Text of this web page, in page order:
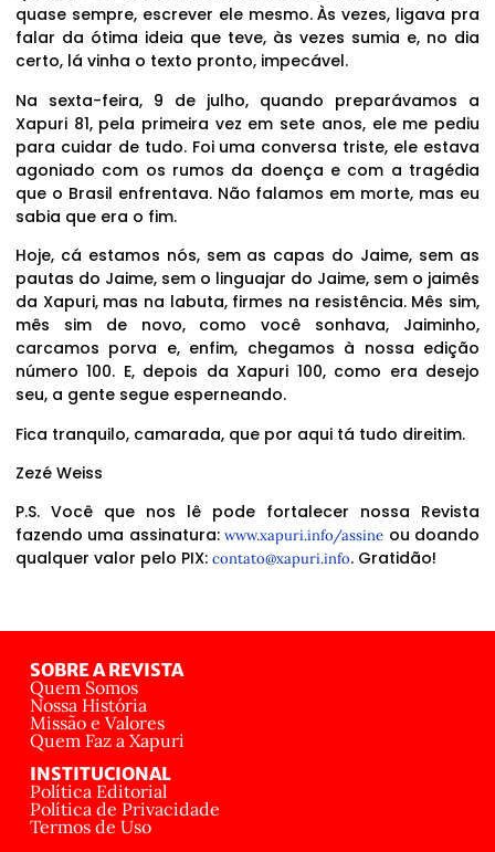
quase sempre, escrever ele mesmo. Às vezes, ligava pra
falar da ótima ideia que teve, às vezes sumia e, no dia
certo, lá vinha o texto pronto, impecável.
Na sexta-feira, 9 de julho, quando preparávamos a
Xapuri 81, pela primeira vez em sete anos, ele me pediu
para cuidar de tudo. Foi uma conversa triste, ele estava
agoniado com os rumos da doença e com a tragédia
que o Brasil enfrentava. Não falamos em morte, mas eu
sabia que era o fim.
Hoje, cá estamos nós, sem as capas do Jaime, sem as
pautas do Jaime, sem o linguajar do Jaime, sem o jaimês
da Xapuri, mas na labuta, firmes na resistência. Mês sim,
mês sim de novo, como você sonhava, Jaiminho,
carcamos porva e, enfim, chegamos à nossa edição
número 100. E, depois da Xapuri 100, como era desejo
seu, a gente segue esperneando.
Fica tranquilo, camarada, que por aqui tá tudo direitim.
Zezé Weiss
P.S. Você que nos lê pode fortalecer nossa Revista
fazendo uma assinatura:www.xapuri.info/assine ou doando
qualquer valor pelo PIX: contato@xapuri.info. Gratidão!
SOBRE A REVISTA
Quem Somos
Nossa História
Missão e Valores
Quem Faz a Xapuri
INSTITUCIONAL
Política Editorial
Política de Privacidade
Termos de Uso